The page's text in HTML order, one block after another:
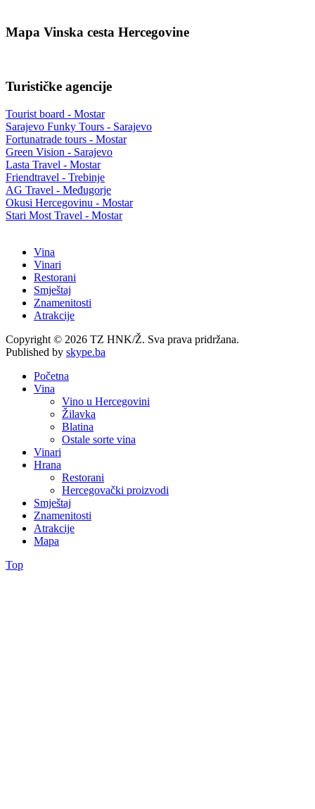
Mapa Vinska cesta Hercegovine
Turističke agencije
Tourist board - Mostar
Sarajevo Funky Tours - Sarajevo
Fortunatrade tours - Mostar
Green Vision - Sarajevo
Lasta Travel - Mostar
Friendtravel - Trebinje
AG Travel - Međugorje
Okusi Hercegovinu - Mostar
Stari Most Travel - Mostar
Vina
Vinari
Restorani
Smještaj
Znamenitosti
Atrakcije
Copyright © 2026 TZ HNK/Ž. Sva prava pridržana.
Published by skype.ba
Početna
Vina
Vino u Hercegovini
Žilavka
Blatina
Ostale sorte vina
Vinari
Hrana
Restorani
Hercegovački proizvodi
Smještaj
Znamenitosti
Atrakcije
Mapa
Top